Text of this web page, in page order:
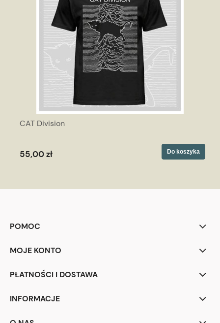
CAT Division
55,00 zł Do koszyka
POMOC
MOJE KONTO
PŁATNOŚCI I DOSTAWA
INFORMACJE